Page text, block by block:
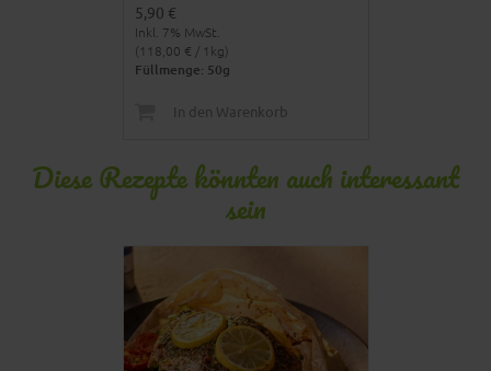
5,90 €
Inkl. 7% MwSt.
(118,00 € / 1kg)
Füllmenge: 50g
In den Warenkorb
Diese Rezepte könnten auch interessant
sein